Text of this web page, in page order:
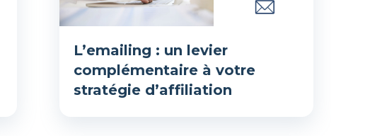
L’emailing : un levier
complémentaire à votre
stratégie d’affiliation